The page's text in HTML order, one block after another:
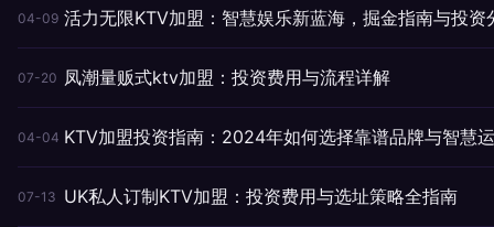
04-09 活力无限KTV加盟：智慧娱乐新蓝海，掘金指南与投资
07-20 凤潮量贩式ktv加盟：投资费用与流程详解
04-04 KTV加盟投资指南：2024年如何选择靠谱品牌与智慧
07-13 UK私人订制KTV加盟：投资费用与选址策略全指南